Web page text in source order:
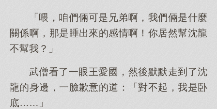
「喂，咱們倆可是兄弟啊，我們倆是什麼
關係啊，那是睡出來的感情啊！你居然幫沈龍
不幫我？」
武僧看了一眼王愛國，然後默默走到了沈
龍的身邊，一臉歉意的道：「對不起，我是卧
底……」